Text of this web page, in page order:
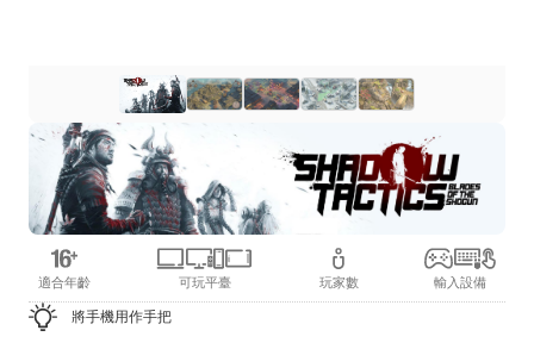
適合年齡 可玩平臺 玩家數 輸入設備
將手機用作手把